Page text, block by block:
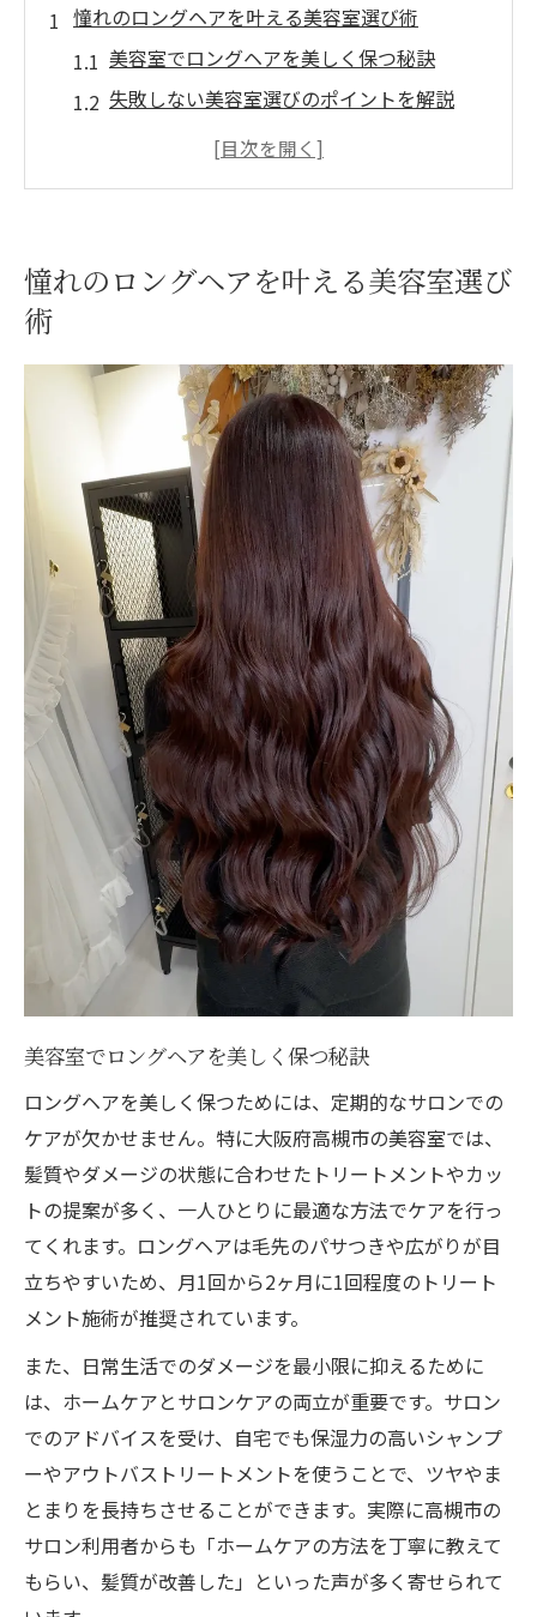
憧れのロングヘアを叶える美容室選び術
美容室でロングヘアを美しく保つ秘訣
失敗しない美容室選びのポイントを解説
ロングヘア対応美容室の特徴と見極め方
大阪府高槻市で髪質改善に強い美容室特集
美容室選びで叶う高槻市の髪質改善施術
高槻市美容室の髪質改善実績と口コミ紹介
髪質改善が得意な美容室を探すポイント
美容室で体感する髪質改善の効果と魅力
美しいロングヘアへ導くプロのケア方法
美容室のプロが提案するケア方法の実例
ロングヘアを守る美容室のトリートメント
術
髪質別の美容室ケアで美しさをキープ
サロンで実践できる自宅ケアのアドバイス
美容室で学ぶロングヘアの正しいメンテ法
髪質に合った美容室探しを始めるなら今
美容室選びは髪質に合わせて行うのがコツ
自分の髪質を活かす美容室の見つけ方とは
美容室選びで髪質悩みを解決するヒント
ロングヘアに最適な美容室の探し方を解説
髪質に合わせた美容室カウンセリングの秘
訣
理想のロングヘア維持に役立つポイント
美容室の定期ケアでロングヘアを守る方法
ロングヘアを長く美しく維持するコツとは
美容室のアドバイスで日々のケアを充実
ロングヘアを維持するためのホームケア術
美容室で学ぶ美しい髪を保つ生活習慣
ロングヘアが映える髪質改善の新常識
美容室で受ける最新髪質改善の魅力紹介
ロングヘアが映える髪質改善の選び方
美容室の新常識でロングヘアがさらに美し
く
髪質改善施術がロングヘアに与える効果
美容室で体感できる髪質改善の進化ポイン
ト
憧れのロングヘアを叶える美容室選び
術
美容室でロングヘアを美しく保つ秘訣
ロングヘアを美しく保つためには、定期的なサロンでの
ケアが欠かせません。特に大阪府高槻市の美容室では、
髪質やダメージの状態に合わせたトリートメントやカッ
トの提案が多く、一人ひとりに最適な方法でケアを行っ
てくれます。ロングヘアは毛先のパサつきや広がりが目
立ちやすいため、月1回から2ヶ月に1回程度のトリート
メント施術が推奨されています。
また、日常生活でのダメージを最小限に抑えるために
は、ホームケアとサロンケアの両立が重要です。サロン
でのアドバイスを受け、自宅でも保湿力の高いシャンプ
ーやアウトバストリートメントを使うことで、ツヤやま
とまりを長持ちさせることができます。実際に高槻市の
サロン利用者からも「ホームケアの方法を丁寧に教えて
もらい、髪質が改善した」といった声が多く寄せられて